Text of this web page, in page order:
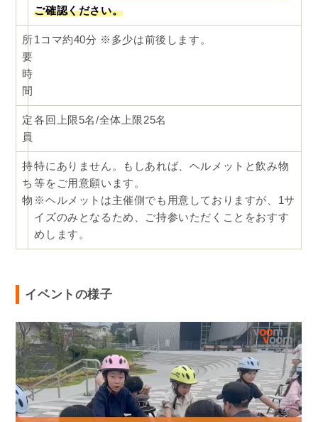
ご確認ください。
所
要
時
間
1コマ約40分 ※多少は前後します。
定
員
各回上限5名/全体上限25名
持
ち
物
特にありません。もしあれば、ヘルメットと飲み物
等をご用意願います。
※ヘルメットは主催側でも用意しておりますが、1サ
イズのみとなるため、ご持参いただくことをおすす
めします。
イベントの様子